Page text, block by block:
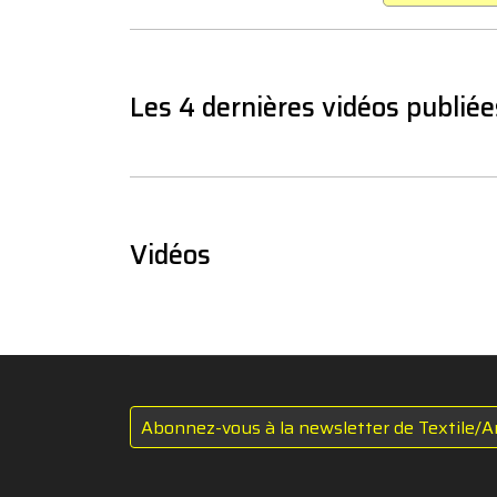
Les 4 dernières vidéos
Vidéos
Abonnez-vous à la newsletter de Textile/